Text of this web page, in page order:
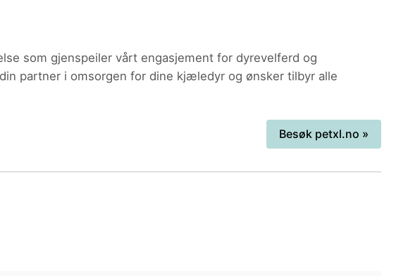
som gjenspeiler vårt engasjement for dyrevelferd og
partner i omsorgen for dine kjæledyr og ønsker tilbyr alle
Besøk petxl.no »